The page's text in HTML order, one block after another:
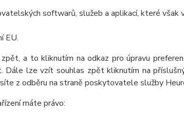
softwarů, služeb a aplikací, které však
EU.
a to kliknutím na odkaz pro úpravu
Dále lze vzít souhlas zpět kliknutím na
z odběru na straně poskytovatele služby
máte právo: